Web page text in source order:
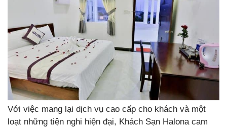
Với việc mang lại dịch vụ cao cấp cho khách và một
loạt những tiện nghi hiện đại, Khách Sạn Halona cam